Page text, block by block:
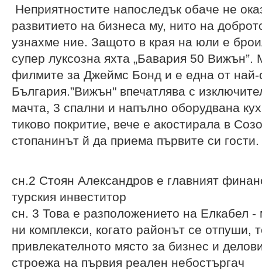
Неприятностите напоследък обаче не
развитието на бизнеса му, нито на
узнахме ние. Защото в края на юли е
супер луксозна яхта „Бавария 50 Вижън”.
филмите за Джеймс Бонд и е една от най-
България.”Вижън" впечатлява с
мачта, 3 спални и напълно оборудвана
тиково покритие, вече е акостирала в
стопанинът й да приема първите си гости.
сн.2 Стоян Александров е главният
турския инвеститор
сн. 3 Това е разположението на Елкабел
ни комплекси, когато районът се отпуши,
привлекателното място за бизнес и
строежа на първия реален небостъргач